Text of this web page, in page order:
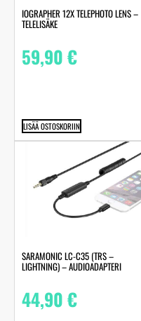
IOGRAPHER 12X TELEPHOTO LENS –
TELELISÄKE
59,90€
LISÄÄ OSTOSKORIIN
SARAMONIC LC-C35 (TRS –
LIGHTNING) – AUDIOADAPTERI
44,90€